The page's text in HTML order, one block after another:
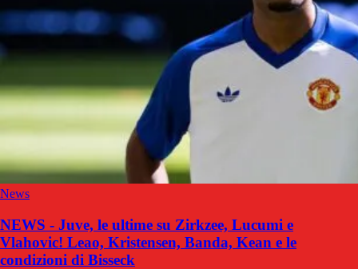
News
NEWS - Juve, le ultime su Zirkzee, Lucumi e
Vlahovic! Leao, Kristensen, Banda, Kean e le
condizioni di Bisseck